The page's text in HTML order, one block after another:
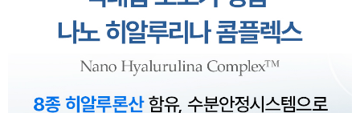
이코 라이프 하